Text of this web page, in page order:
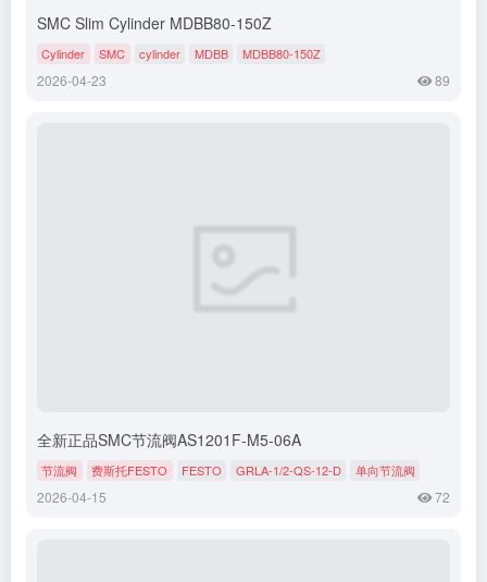
SMC Slim Cylinder MDBB80-150Z
Cylinder SMC cylinder MDBB MDBB80-150Z
2026-04-23 89
全新正品SMC节流阀AS1201F-M5-06A
节流阀 费斯托FESTO FESTO GRLA-1/2-QS-12-D 单向节流阀
2026-04-15 72